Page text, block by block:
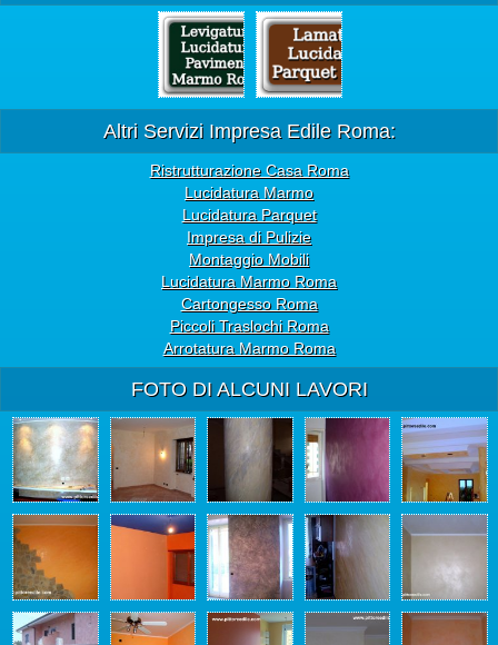
Altri Servizi Impresa Edile Roma:
Ristrutturazione Casa Roma
Lucidatura Marmo
Lucidatura Parquet
Impresa di Pulizie
Montaggio Mobili
Lucidatura Marmo Roma
Cartongesso Roma
Piccoli Traslochi Roma
Arrotatura Marmo Roma
FOTO DI ALCUNI LAVORI